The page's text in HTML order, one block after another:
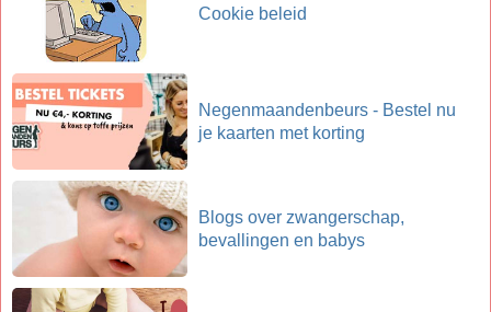
Cookie beleid
Negenmaandenbeurs - Bestel nu
je kaarten met korting
Blogs over zwangerschap,
bevallingen en babys